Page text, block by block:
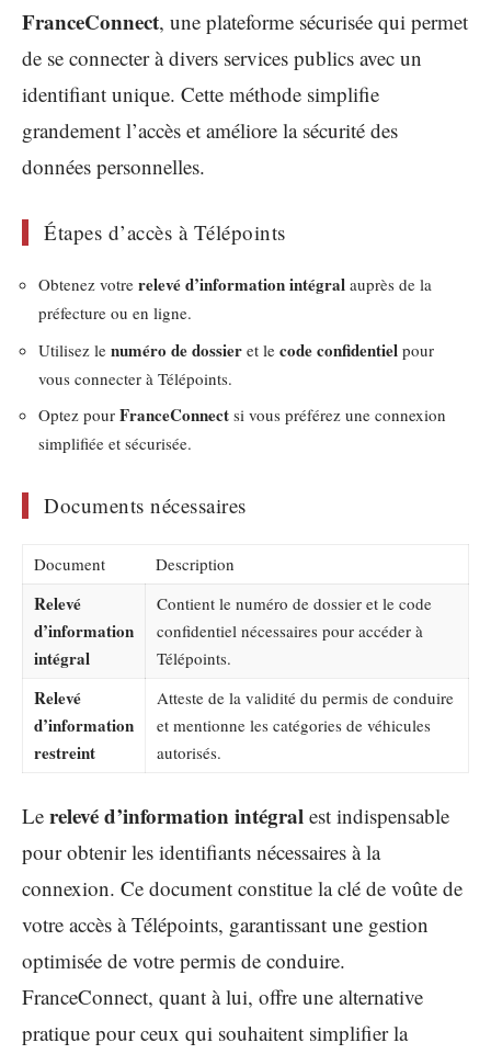
FranceConnect, une plateforme sécurisée qui permet
de se connecter à divers services publics avec un
identifiant unique. Cette méthode simplifie
grandement l’accès et améliore la sécurité des
données personnelles.
Étapes d’accès à Télépoints
Obtenez votre relevé d’information intégral auprès de la
préfecture ou en ligne.
Utilisez le numéro de dossier et le code confidentiel pour
vous connecter à Télépoints.
Optez pour FranceConnect si vous préférez une connexion
simplifiée et sécurisée.
Documents nécessaires
Document Description
Relevé
d’information
intégral
Contient le numéro de dossier et le code
confidentiel nécessaires pour accéder à
Télépoints.
Relevé
d’information
restreint
Atteste de la validité du permis de conduire
et mentionne les catégories de véhicules
autorisés.
Le relevé d’information intégral est indispensable
pour obtenir les identifiants nécessaires à la
connexion. Ce document constitue la clé de voûte de
votre accès à Télépoints, garantissant une gestion
optimisée de votre permis de conduire.
FranceConnect, quant à lui, offre une alternative
pratique pour ceux qui souhaitent simplifier la